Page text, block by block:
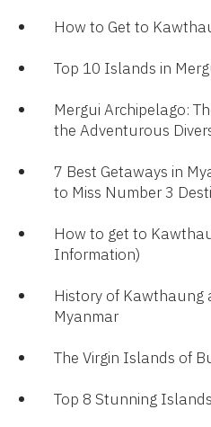
How to Get to
Top 10 Islands in
Mergui Archipelago:
the Adventurous
7 Best Getaways in
to Miss Number 3
How to get to
Information)
History of Kawthaung
Myanmar
The Virgin Islands of
Top 8 Stunning